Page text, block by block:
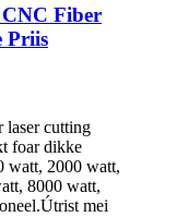
Fiber
Priis
laser cutting
foar dikke
watt, 2000 watt,
8000 watt,
mei